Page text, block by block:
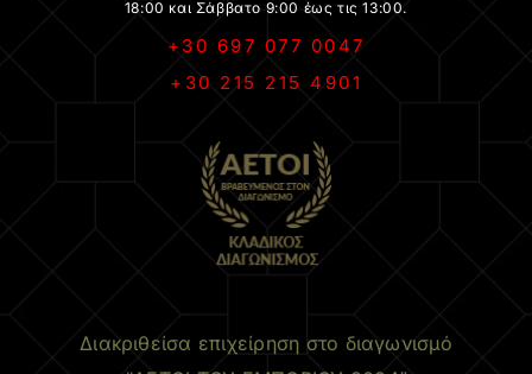
18:00 και Σάββατο 9:00 έως τις 13:00.
+30 697 077 0047
+30 215 215 4901
Διακριθείσα επιχείρηση στο διαγωνισμό